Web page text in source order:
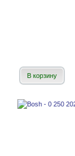
В корзину